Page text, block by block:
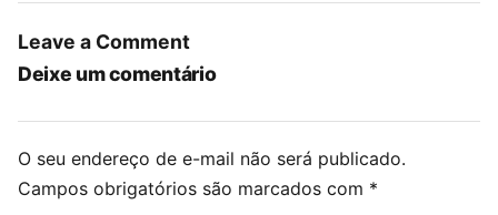
Leave a Comment
Deixe um comentário
O seu endereço de e-mail não será publicado.
Campos obrigatórios são marcados com *